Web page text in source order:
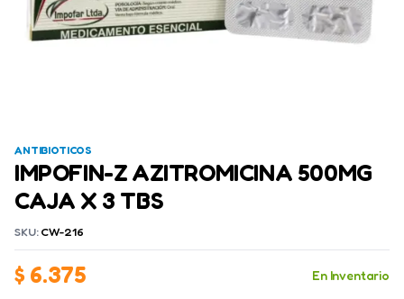
ANTIBIOTICOS
IMPOFIN-Z AZITROMICINA 500MG
CAJA X 3 TBS
SKU: CW-216
$6.375 En Inventario